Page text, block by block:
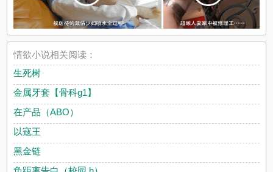
情欲小说相关阅读：
生死树
金属牙套【骨科g1】
在产品（ABO）
以寇王
黑金链